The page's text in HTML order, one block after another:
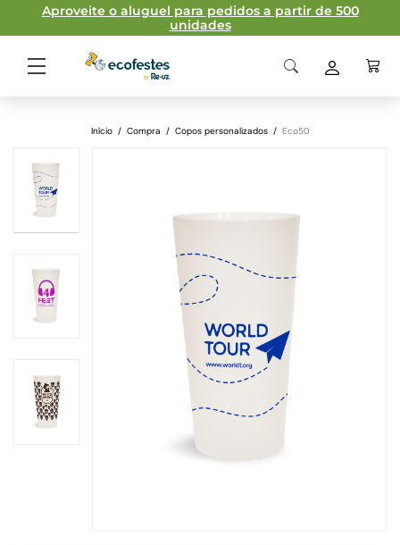
Aproveite o aluguel para pedidos a partir de 500
unidades
Início / Compra / Copos personalizados / Eco50
Polipropileno
homopolímero
Capacidade
50cl
Peso
58/78 x 149 mm
Ficha técnica